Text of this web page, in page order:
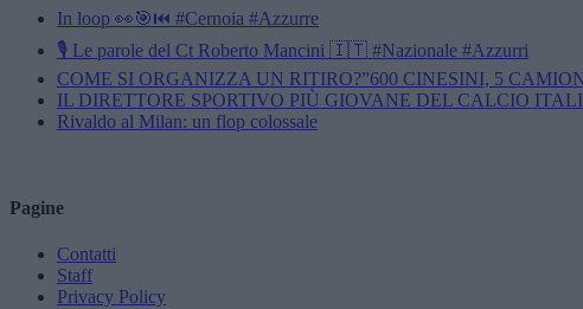
In loop 👀🎯⏮️ #Cernoia #Azzurre
🎙️ Le parole del Ct Roberto Mancini 🇮🇹 #Nazionale #Azzurri
COME SI ORGANIZZA UN RITIRO?”600 CINESINI, 5
IL DIRETTORE SPORTIVO PIÙ GIOVANE DEL CALCIO
Rivaldo al Milan: un flop colossale
Pagine
Contatti
Staff
Privacy Policy